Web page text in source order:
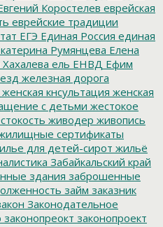
Коростелев еврейская
еврейские традиции
ЕГЭ Единая Россия единая
Румянцева Елена
ель ЕНВД Ефим
железная дорога
женская кнсультация женская
с детьми жестокое
живодер живопись
сертификаты
для детей-сирот жильё
Забайкальский край
здания заброшенные
займ заказник
Законодательное
законопреокт законопроект